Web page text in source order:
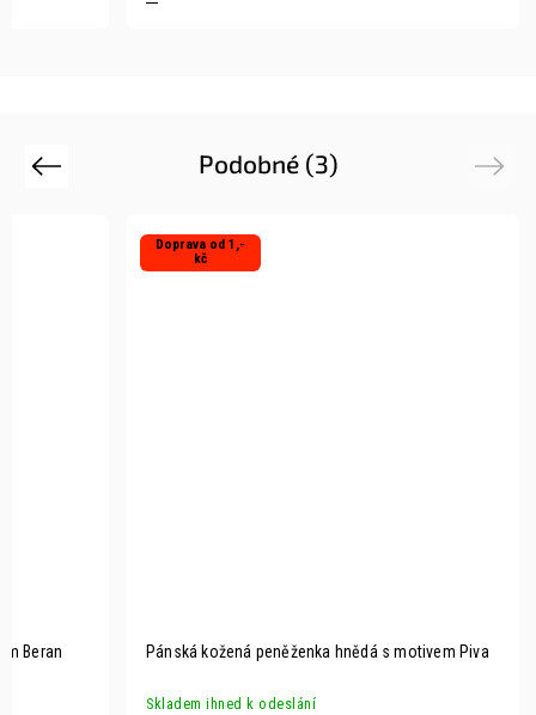
Podobné (3)
Previous
Beran
Doprava od 1,-
kč
Pánská kožená peněženka hnědá s motivem Piva
Skladem ihned k odeslání
Next